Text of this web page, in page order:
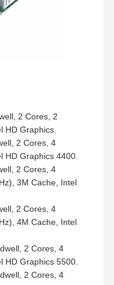
2 Cores, 2
HD Graphics.
2 Cores, 4
HD Graphics 4400.
2 Cores, 4
3M Cache, Intel
2 Cores, 4
4M Cache, Intel
2 Cores, 4
HD Graphics 5500.
2 Cores, 4